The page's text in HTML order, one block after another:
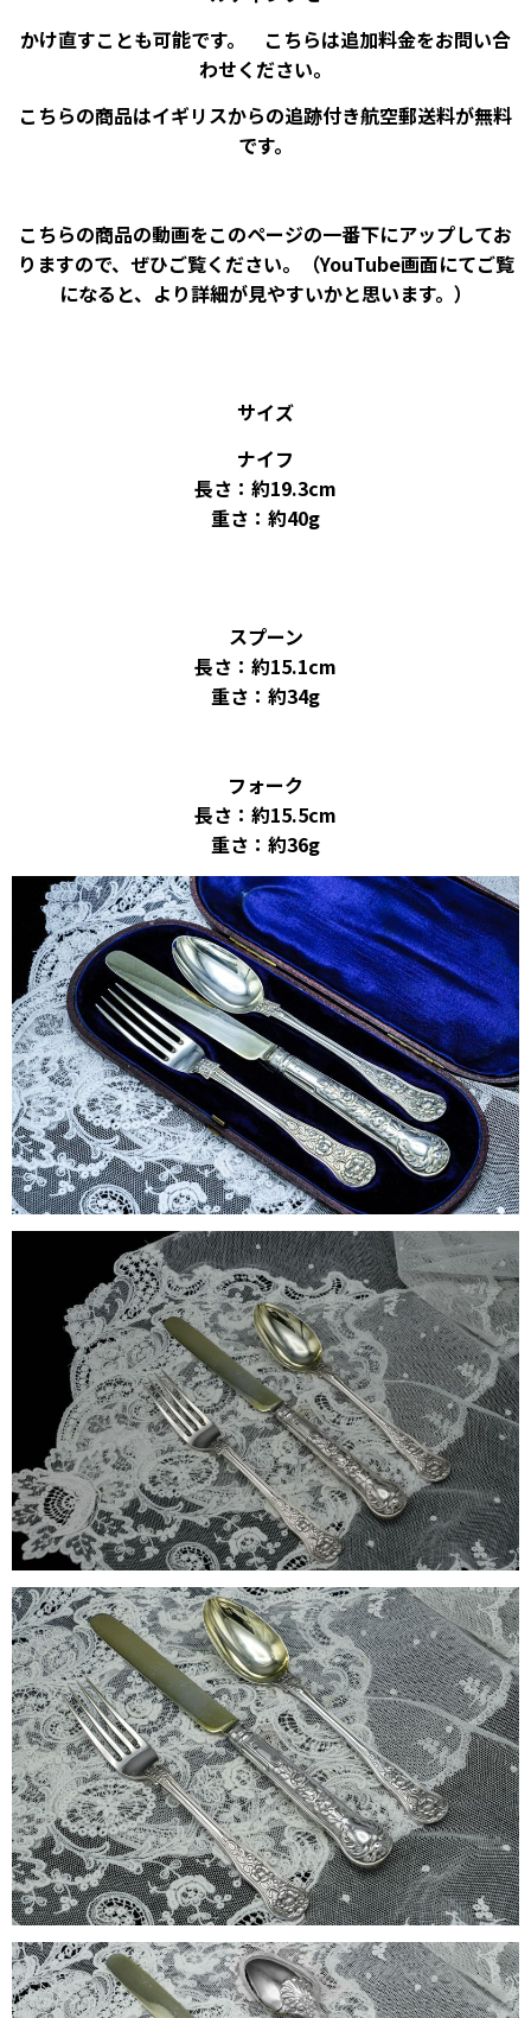
かけ直すことも可能です。 こちらは追加料金をお問い合
わせください。
こちらの商品はイギリスからの追跡付き航空郵送料が無料
です。
こちらの商品の動画をこのページの一番下にアップしてお
りますので、ぜひご覧ください。（YouTube画面にてご覧
になると、より詳細が見やすいかと思います。）
サイズ
ナイフ
長さ：約19.3cm
重さ：約40g
スプーン
長さ：約15.1cm
重さ：約34g
フォーク
長さ：約15.5cm
重さ：約36g